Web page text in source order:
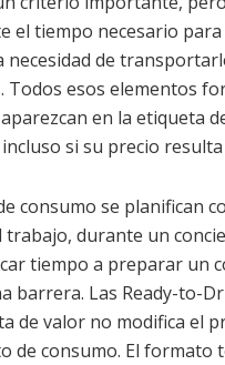
el tiempo necesario
de
Todos esos elementos
en la etiqueta
si su precio
consumo se planifican
durante un
tiempo a preparar un
barrera. Las Ready-to-
de valor no modifica el
de consumo. El formato